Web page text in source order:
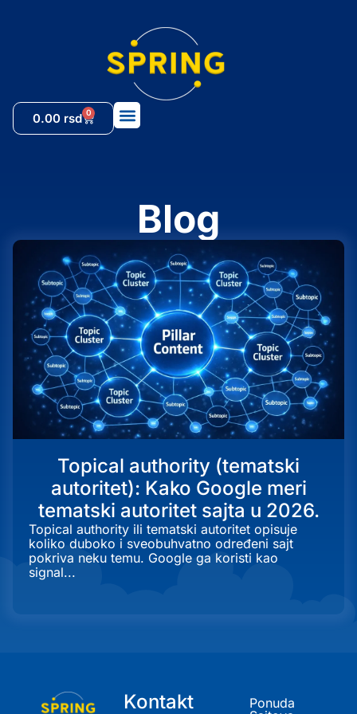
0.00 rsd 0
Blog
Topical authority (tematski
autoritet): Kako Google meri
tematski autoritet sajta u 2026.
Topical authority ili tematski autoritet opisuje
koliko duboko i sveobuhvatno određeni sajt
pokriva neku temu. Google ga koristi kao
signal...
Ponuda
Kontakt